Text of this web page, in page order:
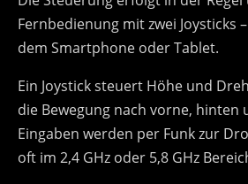
Fernbedienung mit zwei Joysticks
dem Smartphone oder Tablet.
Ein Joystick steuert Höhe und
die Bewegung nach vorne, hinten
Eingaben werden per Funk zur
oft im 2,4 GHz oder 5,8 GHz